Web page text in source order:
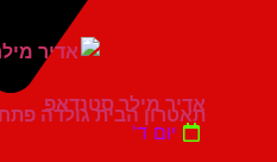
תאטרון הבית גולדה פתח תקווה
אדיר מילר סטנדאפ
יום ד'